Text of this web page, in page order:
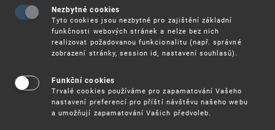
1. 3. – Online seminář: Principy řízení o
přihláškách technických řešení před
Úřadem průmyslového vlastnictví
seminář zaměřený na základní informace o
ochraně technických řešení pro podnikatele,
pracovníky výzkumu a vývoje, studenty i širší
veřejnost.
Nezbytné cookies
Tyto cookies jsou nezbytné pro zajištění základní
funkčnosti webových stránek a nelze bez nich
realizovat požadovanou funkcionalitu (např. správné
zobrazení stránky, session id, nastavení souhlasů).
Funkční cookies
Trvalé cookies používáme pro zapamatování Vašeho
nastavení preferencí pro příští návštěvu našeho webu
a umožňují zapamatování Vašich předvoleb.